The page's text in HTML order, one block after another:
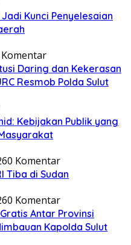
Jadi Kunci Penyelesaian
Komentar
Daring dan Kekerasan
Resmob Polda Sulut
Kebijakan Publik yang
0 Komentar
Tiba di Sudan
0 Komentar
Antar Provinsi
Kapolda Sulut